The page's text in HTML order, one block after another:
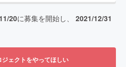
20に募集を開始し、 2021/12/31
ジェクトをやってほしい